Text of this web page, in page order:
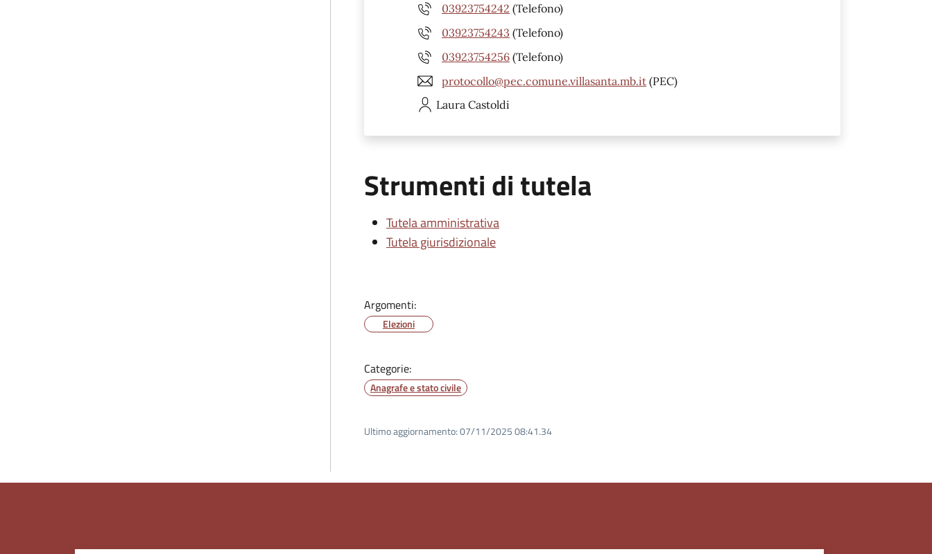
03923754242 (Telefono)
03923754243 (Telefono)
03923754256 (Telefono)
protocollo@pec.comune.villasanta.mb.it (PEC)
Laura Castoldi
Strumenti di tutela
Tutela amministrativa
Tutela giurisdizionale
Argomenti:
Elezioni
Categorie:
Anagrafe e stato civile
Ultimo aggiornamento:07/11/2025 08:41.34